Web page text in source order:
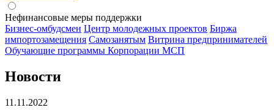
Нефинансовые меры поддержки
Бизнес-омбудсмен Центр молодежных проектов Биржа
импортозамещения Cамозанятым Витрина предпринимателей
Обучающие программы Корпорации МСП
Новости
11.11.2022